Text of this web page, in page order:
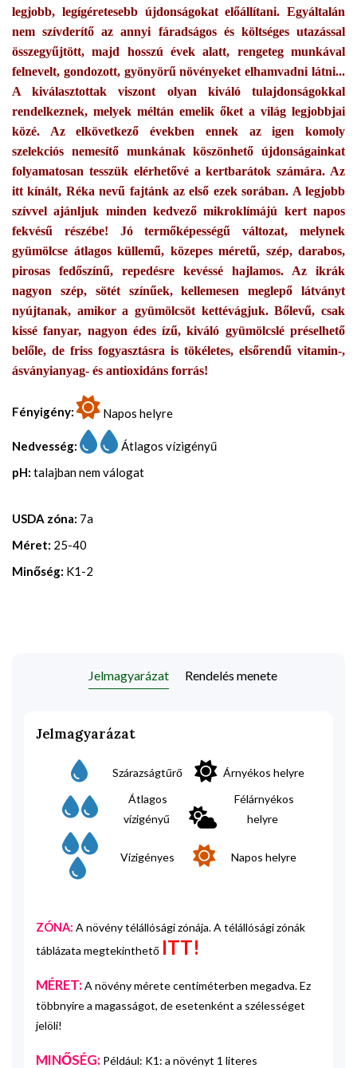
legjobb, legígéretesebb újdonságokat előállítani. Egyáltalán
nem szívderítő az annyi fáradságos és költséges utazással
összegyűjtött, majd hosszú évek alatt, rengeteg munkával
felnevelt, gondozott, gyönyörű növényeket elhamvadni látni...
A kiválasztottak viszont olyan kiváló tulajdonságokkal
rendelkeznek, melyek méltán emelik őket a világ legjobbjai
közé. Az elkövetkező években ennek az igen komoly
szelekciós nemesítő munkának köszönhető újdonságainkat
folyamatosan tesszük elérhetővé a kertbarátok számára. Az
itt kínált, Réka nevű fajtánk az első ezek sorában. A legjobb
szívvel ajánljuk minden kedvező mikroklímájú kert napos
fekvésű részébe! Jó termőképességű változat, melynek
gyümölcse átlagos küllemű, közepes méretű, szép, darabos,
pirosas fedőszínű, repedésre kevéssé hajlamos. Az ikrák
nagyon szép, sötét színűek, kellemesen meglepő látványt
nyújtanak, amikor a gyümölcsöt kettévágjuk. Bőlevű, csak
kissé fanyar, nagyon édes ízű, kiváló gyümölcslé préselhető
belőle, de friss fogyasztásra is tökéletes, elsőrendű vitamin-,
ásványianyag- és antioxidáns forrás!
Fényigény: Napos helyre
Nedvesség:
Átlagos vízigényű
pH: talajban nem válogat
USDA zóna: 7a
Méret: 25-40
Minőség: K1-2
Jelmagyarázat Rendelés menete
Jelmagyarázat
Szárazságtűrő
Árnyékos helyre
Átlagos
vízigényű
Félárnyékos
helyre
Vízigényes Napos helyre
ZÓNA: A növény télállósági zónája. A télállósági zónák
táblázata megtekinthető ITT!
MÉRET:A növény mérete centiméterben megadva. Ez
többnyire a magasságot, de esetenként a szélességet
jelöli!
MINŐSÉG: Például: K1: a növényt 1 literes